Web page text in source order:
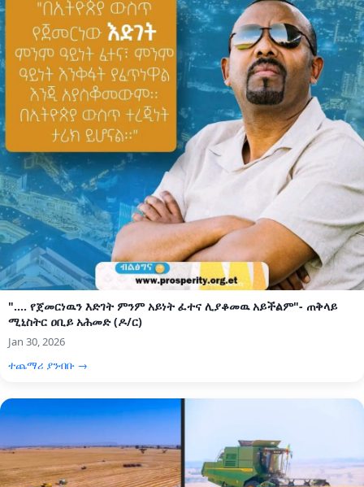
".... የጀመርነዉን እድገት ምንም አይነት ፈተና ሊያቆመዉ አይችልም"- ጠቅላይ
ሚኒስትር ዐቢይ አሕመድ (ዶ/ር)
Jan 30, 2026
ተጨማሪ ያንብቡ →